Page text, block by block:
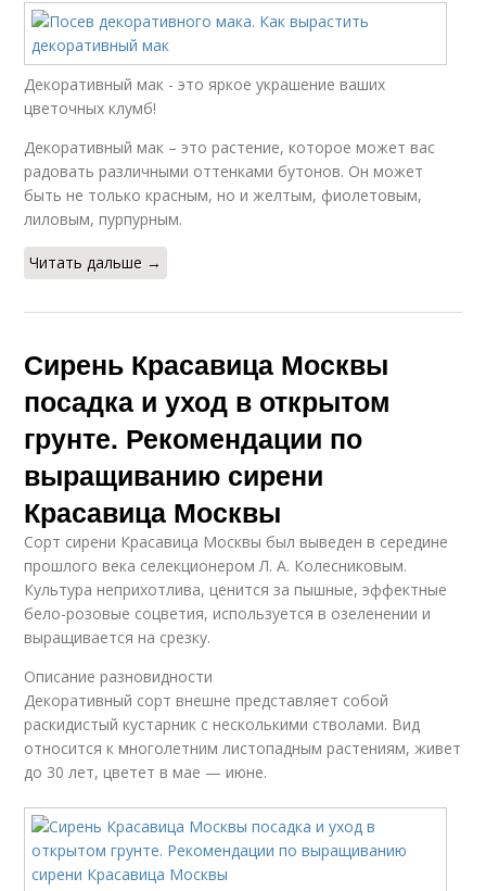
Декоративный мак - это яркое украшение ваших
цветочных клумб!
Декоративный мак – это растение, которое может вас
радовать различными оттенками бутонов. Он может
быть не только красным, но и желтым, фиолетовым,
лиловым, пурпурным.
Читать дальше →
Сирень Красавица Москвы
посадка и уход в открытом
грунте. Рекомендации по
выращиванию сирени
Красавица Москвы
Сорт сирени Красавица Москвы был выведен в середине
прошлого века селекционером Л. А. Колесниковым.
Культура неприхотлива, ценится за пышные, эффектные
бело-розовые соцветия, используется в озеленении и
выращивается на срезку.
Описание разновидности
Декоративный сорт внешне представляет собой
раскидистый кустарник с несколькими стволами. Вид
относится к многолетним листопадным растениям, живет
до 30 лет, цветет в мае — июне.